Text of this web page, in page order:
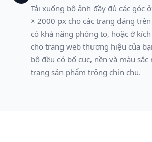
Tải xuống bộ ảnh đầy đủ các góc
× 2000 px cho các trang đăng
có khả năng phóng to, hoặc ở
cho trang web thương hiệu của
bộ đều có bố cục, nền và màu sắc
trang sản phẩm trông chỉn chu.